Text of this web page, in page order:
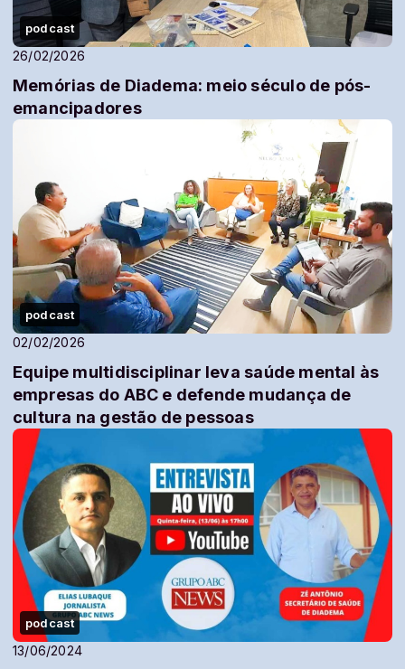
podcast
26/02/2026
Memórias de Diadema: meio século de pós-
emancipadores
podcast
02/02/2026
Equipe multidisciplinar leva saúde mental às
empresas do ABC e defende mudança de
cultura na gestão de pessoas​
podcast
13/06/2024